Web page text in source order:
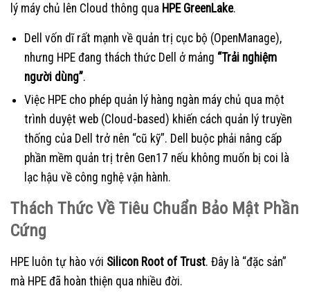
lý máy chủ lên Cloud thông qua HPE GreenLake.
Dell vốn dĩ rất mạnh về quản trị cục bộ (OpenManage),
nhưng HPE đang thách thức Dell ở mảng “Trải nghiệm
người dùng”.
Việc HPE cho phép quản lý hàng ngàn máy chủ qua một
trình duyệt web (Cloud-based) khiến cách quản lý truyền
thống của Dell trở nên “cũ kỹ”. Dell buộc phải nâng cấp
phần mềm quản trị trên Gen17 nếu không muốn bị coi là
lạc hậu về công nghệ vận hành.
Thách Thức Về Tiêu Chuẩn Bảo Mật Phần
Cứng
HPE luôn tự hào với Silicon Root of Trust. Đây là “đặc sản”
mà HPE đã hoàn thiện qua nhiều đời.